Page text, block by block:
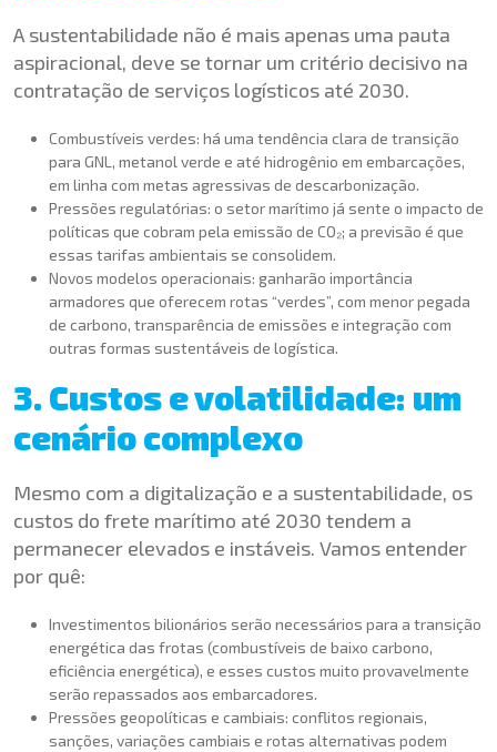
A sustentabilidade não é mais apenas uma pauta
aspiracional, deve se tornar um critério decisivo na
contratação de serviços logísticos até 2030.
Combustíveis verdes: há uma tendência clara de transição
para GNL, metanol verde e até hidrogênio em embarcações,
em linha com metas agressivas de descarbonização.
Pressões regulatórias: o setor marítimo já sente o impacto de
políticas que cobram pela emissão de CO₂; a previsão é que
essas tarifas ambientais se consolidem.
Novos modelos operacionais: ganharão importância
armadores que oferecem rotas “verdes”, com menor pegada
de carbono, transparência de emissões e integração com
outras formas sustentáveis de logística.
3. Custos e volatilidade: um
cenário complexo
Mesmo com a digitalização e a sustentabilidade, os
custos do frete marítimo até 2030 tendem a
permanecer elevados e instáveis. Vamos entender
por quê:
Investimentos bilionários serão necessários para a transição
energética das frotas (combustíveis de baixo carbono,
eficiência energética), e esses custos muito provavelmente
serão repassados aos embarcadores.
Pressões geopolíticas e cambiais: conflitos regionais,
sanções, variações cambiais e rotas alternativas podem